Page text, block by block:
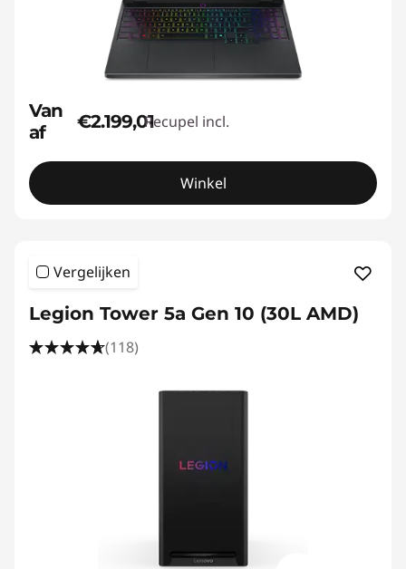
Van
af
€2.199,01Recupel incl.
Winkel
Vergelijken
Legion Tower 5a Gen 10 (30L AMD)
(118)